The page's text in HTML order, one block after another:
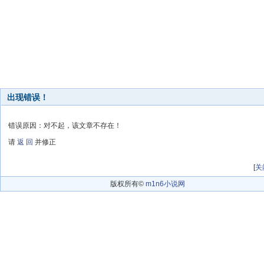
出现错误！
错误原因：对不起，该文章不存在！
请 返 回 并修正
[关
版权所有© m1n6小说网